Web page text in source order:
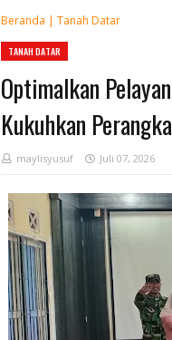
Beranda | Tanah Datar
TANAH DATAR
Optimalkan
Kukuhkan
maylisyusuf Juli 07, 2026